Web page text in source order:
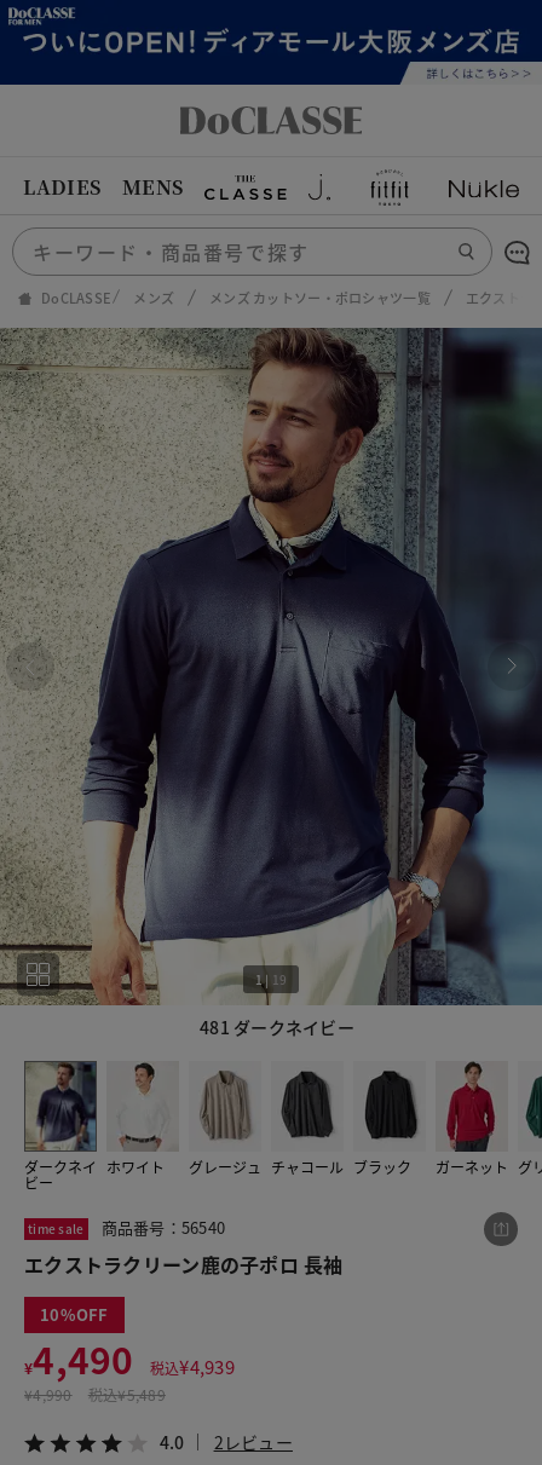
LADIES MENS
DoCLASSE メンズ メンズ カットソー・ポロシャツ一覧 エクストラ
481 ダークネイビー
1| 19
ダークネイ
ビー
ホワイト グレージュ チャコール ブラック ガーネット グ
time sale 商品番号：56540
エクストラクリーン鹿の子ポロ 長袖
10
¥4,490 税込¥4,939
¥4,990 税込¥5,489
4.0 2レビュー
この商品をシェアする
エクストラクリーン鹿の子ポロ 長袖
¥4,490 税込¥4,939
LINE X